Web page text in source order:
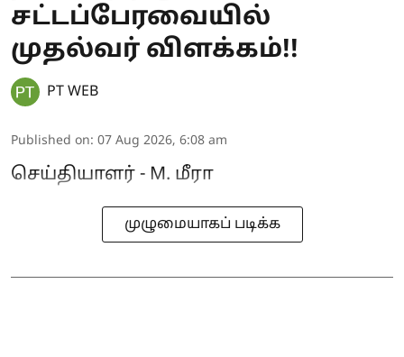
சட்டப்பேரவையில்
முதல்வர் விளக்கம்!!
PT WEB
Published on: 07 Aug 2026, 6:08 am
செய்தியாளர் - M. மீரா
முழுமையாகப் படிக்க